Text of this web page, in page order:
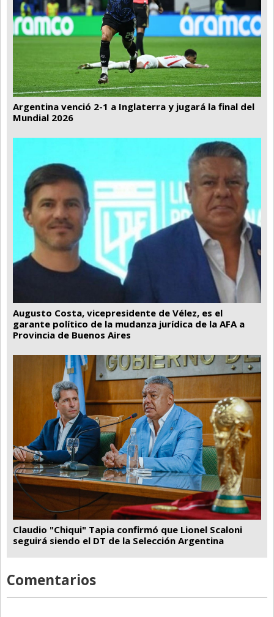
Argentina venció 2-1 a Inglaterra y jugará la final del
Mundial 2026
Augusto Costa, vicepresidente de Vélez, es el
garante político de la mudanza jurídica de la AFA a
Provincia de Buenos Aires
Claudio "Chiqui" Tapia confirmó que Lionel Scaloni
seguirá siendo el DT de la Selección Argentina
Comentarios